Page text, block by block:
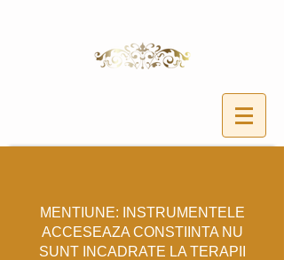
MENTIUNE: INSTRUMENTELE
ACCESEAZA CONSTIINTA NU
SUNT INCADRATE LA TERAPII